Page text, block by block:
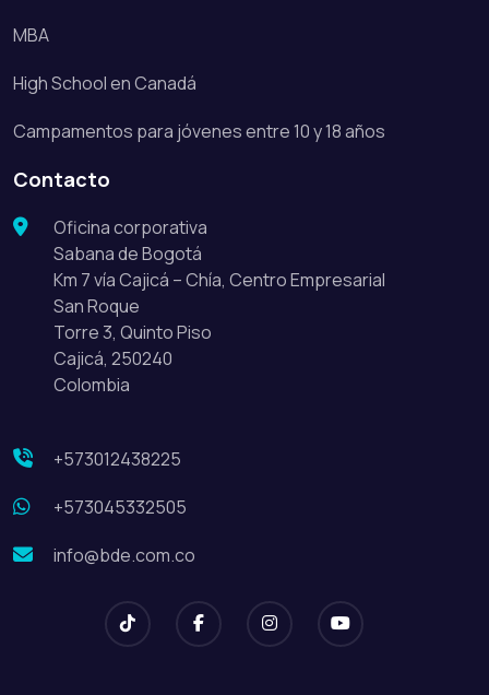
MBA
High School en Canadá
Campamentos para jóvenes entre 10 y 18 años
Contacto
Oficina corporativa
Sabana de Bogotá
Km 7 vía Cajicá – Chía, Centro Empresarial
San Roque
Torre 3, Quinto Piso
Cajicá, 250240
Colombia
+573012438225
+573045332505
info@bde.com.co